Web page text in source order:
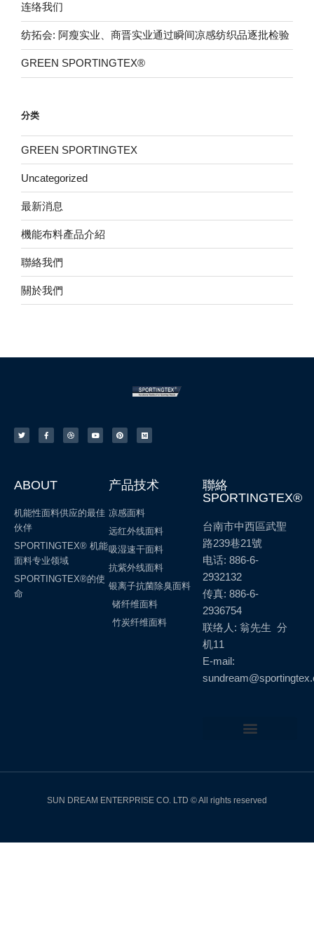
连络我们
纺拓会: 阿瘦实业、商晋实业通过瞬间凉感纺织品逐批检验
GREEN SPORTINGTEX®
分类
GREEN SPORTINGTEX
Uncategorized
最新消息
機能布料產品介紹
聯絡我們
關於我們
ABOUT
机能性面料供应的最佳
伙伴
SPORTINGTEX® 机能
面料专业领域
SPORTINGTEX®的使
命
产品技术
凉感面料
远红外线面料
吸湿速干面料
抗紫外线面料
银离子抗菌除臭面料
锗纤维面料
竹炭纤维面料
聯絡
SPORTINGTEX®
台南市中西區武聖
路239巷21號
电话: 886-6-
2932132
传真: 886-6-
2936754
联络人: 翁先生 分
机11
E-mail:
SUN DREAM ENTERPRISE CO. LTD © All rights reserved